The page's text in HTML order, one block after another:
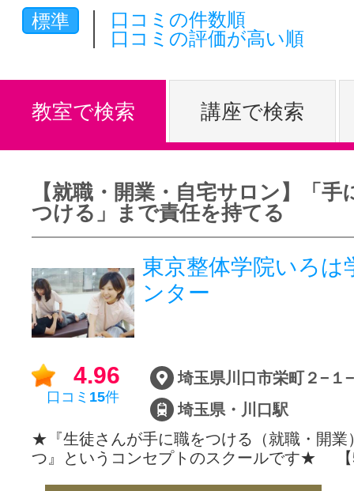
体験レッス
やりたいこ
特集をみる
グッドスク
サイトマッ
標準
口コミの件数順
口コミの評価が高い順
教室で検索 講座で検索
【就職・開業・自宅サロン】「手
つける」まで責任を持てる
東京整体学院いろは
ンター
4.96
口コミ 15件
埼玉県川口市栄町２−１
埼玉県・川口駅
★『生徒さんが手に職をつける（就職・開業
つ』というコンセプトのスクールです★